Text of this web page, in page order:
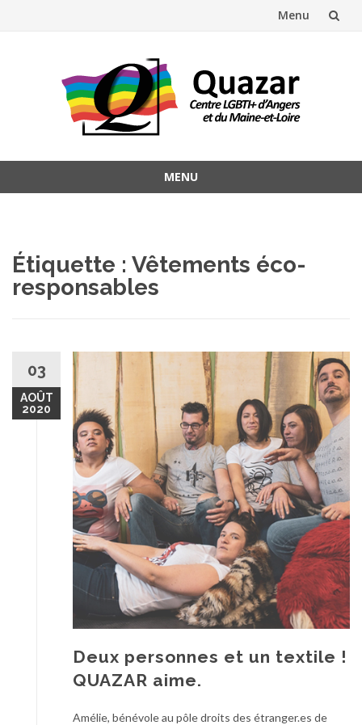
Menu
MENU
Étiquette : Vêtements éco-
responsables
03
AOÛT
2020
Deux personnes et un textile !
QUAZAR aime.
Amélie, bénévole au pôle droits des étranger.es de